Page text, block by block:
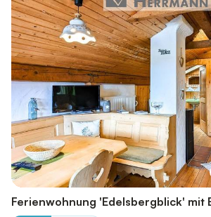
Ferienwohnung 'Edelsbergblick' mit